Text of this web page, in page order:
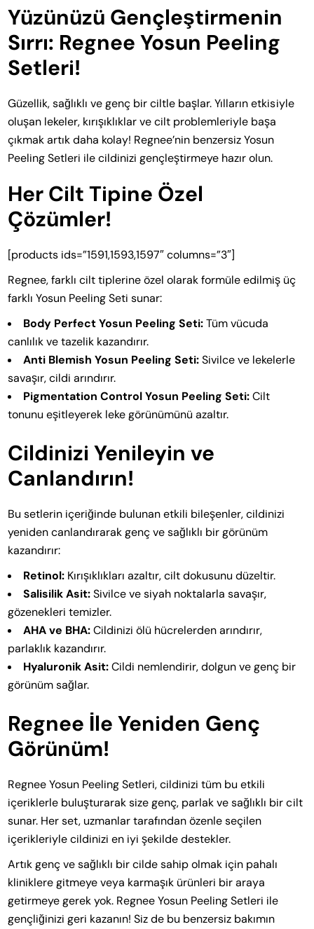
Yüzünüzü Gençleştirmenin
Sırrı: Regnee Yosun Peeling
Setleri!
Güzellik, sağlıklı ve genç bir ciltle başlar. Yılların etkisiyle
oluşan lekeler, kırışıklıklar ve cilt problemleriyle başa
çıkmak artık daha kolay! Regnee’nin benzersiz Yosun
Peeling Setleri ile cildinizi gençleştirmeye hazır olun.
Her Cilt Tipine Özel
Çözümler!
[products ids=”1591,1593,1597″ columns=”3″]
Regnee, farklı cilt tiplerine özel olarak formüle edilmiş üç
farklı Yosun Peeling Seti sunar:
Body Perfect Yosun Peeling Seti:Tüm vücuda
canlılık ve tazelik kazandırır.
Anti Blemish Yosun Peeling Seti:Sivilce ve lekelerle
savaşır, cildi arındırır.
Pigmentation Control Yosun Peeling Seti:Cilt
tonunu eşitleyerek leke görünümünü azaltır.
Cildinizi Yenileyin ve
Canlandırın!
Bu setlerin içeriğinde bulunan etkili bileşenler, cildinizi
yeniden canlandırarak genç ve sağlıklı bir görünüm
kazandırır:
Retinol: Kırışıklıkları azaltır, cilt dokusunu düzeltir.
Salisilik Asit:Sivilce ve siyah noktalarla savaşır,
gözenekleri temizler.
AHA ve BHA:Cildinizi ölü hücrelerden arındırır,
parlaklık kazandırır.
Hyaluronik Asit:Cildi nemlendirir, dolgun ve genç bir
görünüm sağlar.
Regnee İle Yeniden Genç
Görünüm!
Regnee Yosun Peeling Setleri, cildinizi tüm bu etkili
içeriklerle buluşturarak size genç, parlak ve sağlıklı bir cilt
sunar. Her set, uzmanlar tarafından özenle seçilen
içerikleriyle cildinizi en iyi şekilde destekler.
Artık genç ve sağlıklı bir cilde sahip olmak için pahalı
kliniklere gitmeye veya karmaşık ürünleri bir araya
getirmeye gerek yok. Regnee Yosun Peeling Setleri ile
gençliğinizi geri kazanın! Siz de bu benzersiz bakımın